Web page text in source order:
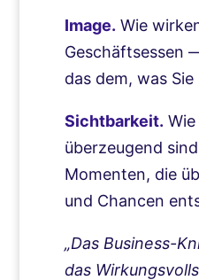
Image. Wie
Geschäftsessen
das dem, was
Sichtbarkeit.
überzeugend
Momenten, die
und Chancen
„Das Business-
das